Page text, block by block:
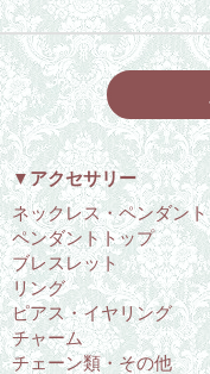
▼アクセサリー
ネックレス・ペンダント
ペンダントトップ
ブレスレット
リング
ピアス・イヤリング
チャーム
チェーン類・その他